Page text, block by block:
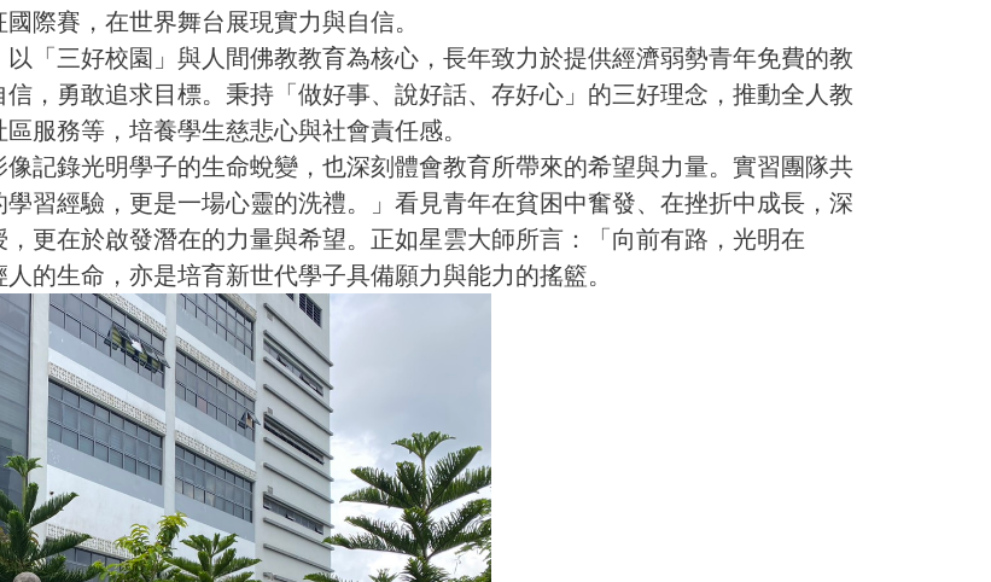
際賽，在世界舞台展現實力與自信。
「三好校園」與人間佛教教育為核心，長年致力於提供經濟弱勢青年免費的教
，勇敢追求目標。秉持「做好事、說好話、存好心」的三好理念，推動全人教
服務等，培養學生慈悲心與社會責任感。
記錄光明學子的生命蛻變，也深刻體會教育所帶來的希望與力量。實習團隊共
習經驗，更是一場心靈的洗禮。」看見青年在貧困中奮發、在挫折中成長，深
更在於啟發潛在的力量與希望。正如星雲大師所言：「向前有路，光明在
的生命，亦是培育新世代學子具備願力與能力的搖籃。